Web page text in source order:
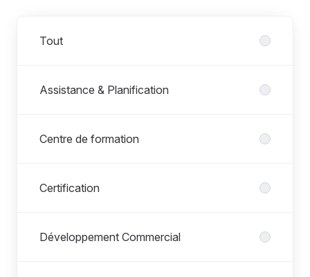
Tout
Assistance & Planification
Centre de formation
Certification
Développement Commercial